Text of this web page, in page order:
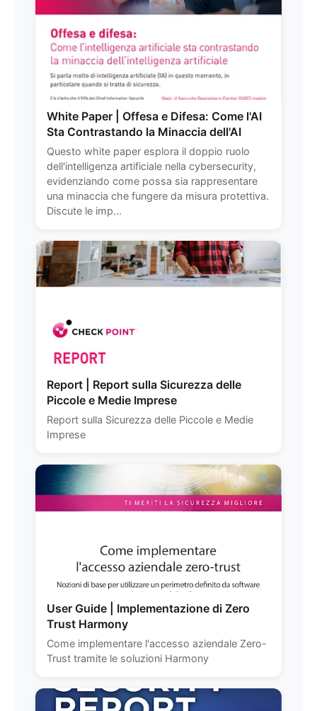
White Paper | Offesa e Difesa: Come l'AI
Sta Contrastando la Minaccia dell'AI
Questo white paper esplora il doppio ruolo
dell'intelligenza artificiale nella cybersecurity,
evidenziando come possa sia rappresentare
una minaccia che fungere da misura protettiva.
Discute le imp...
Report | Report sulla Sicurezza delle
Piccole e Medie Imprese
Report sulla Sicurezza delle Piccole e Medie
Imprese
User Guide | Implementazione di Zero
Trust Harmony
Come implementare l'accesso aziendale Zero-
Trust tramite le soluzioni Harmony